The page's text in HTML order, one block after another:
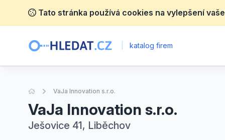
Tato stránka používá cookies na vylepšení
katalog firem
Úvodní stránka
VaJa Innovation s.r.o.
VaJa Innovation s.r.o.
Ješovice 41, Liběchov